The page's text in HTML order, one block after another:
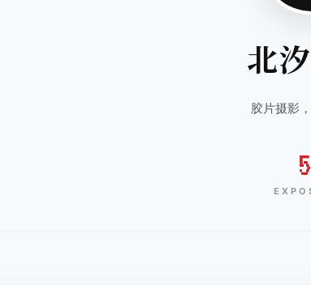
北
胶片摄影